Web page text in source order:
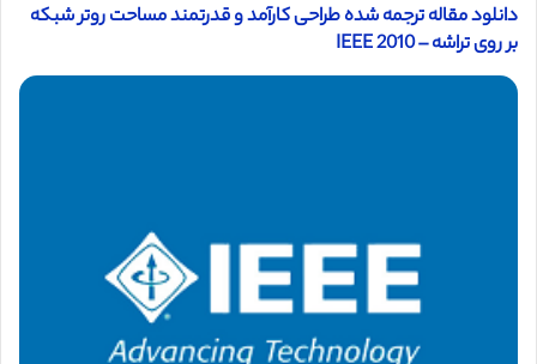
دانلود مقاله ترجمه شده طراحی کارآمد و قدرتمند مساحت روتر شبکه
بر روی تراشه – 2010 IEEE